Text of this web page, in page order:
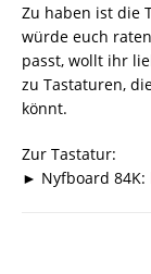
Zu haben ist die
würde euch
passt, wollt ihr
zu Tastaturen,
könnt.
Zur Tastatur:
► Nyfboard 84K: